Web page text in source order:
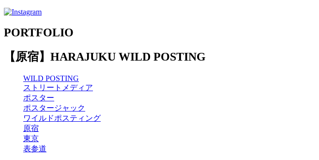
PORTFOLIO
【原宿】HARAJUKU WILD POSTING
WILD POSTING
ストリートメディア
ポスター
ポスタージャック
ワイルドポスティング
原宿
東京
表参道